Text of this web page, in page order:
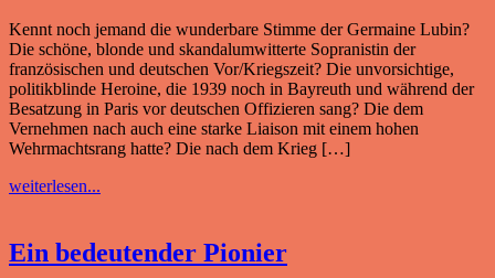
Kennt noch jemand die wunderbare Stimme der Germaine Lubin?
Die schöne, blonde und skandalumwitterte Sopranistin der
französischen und deutschen Vor/Kriegszeit? Die unvorsichtige,
politikblinde Heroine, die 1939 noch in Bayreuth und während der
Besatzung in Paris vor deutschen Offizieren sang? Die dem
Vernehmen nach auch eine starke Liaison mit einem hohen
Wehrmachtsrang hatte? Die nach dem Krieg […]
weiterlesen...
Ein bedeutender Pionier